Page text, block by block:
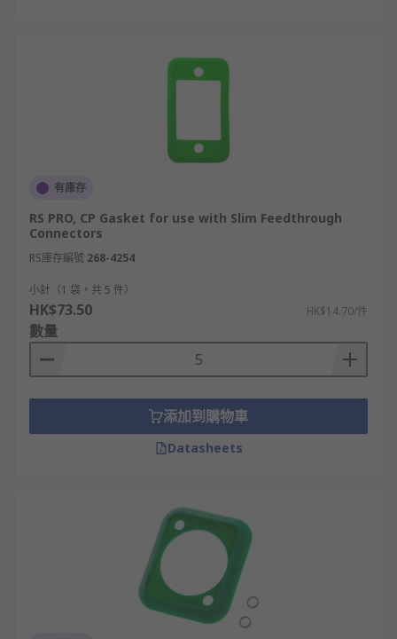
有庫存
RS PRO, CP Gasket for use with Slim Feedthrough
Connectors
RS庫存編號 268-4254
小計（1 袋，共 5 件）
HK$73.50 HK$14.70/件
數量
添加到購物車
Datasheets